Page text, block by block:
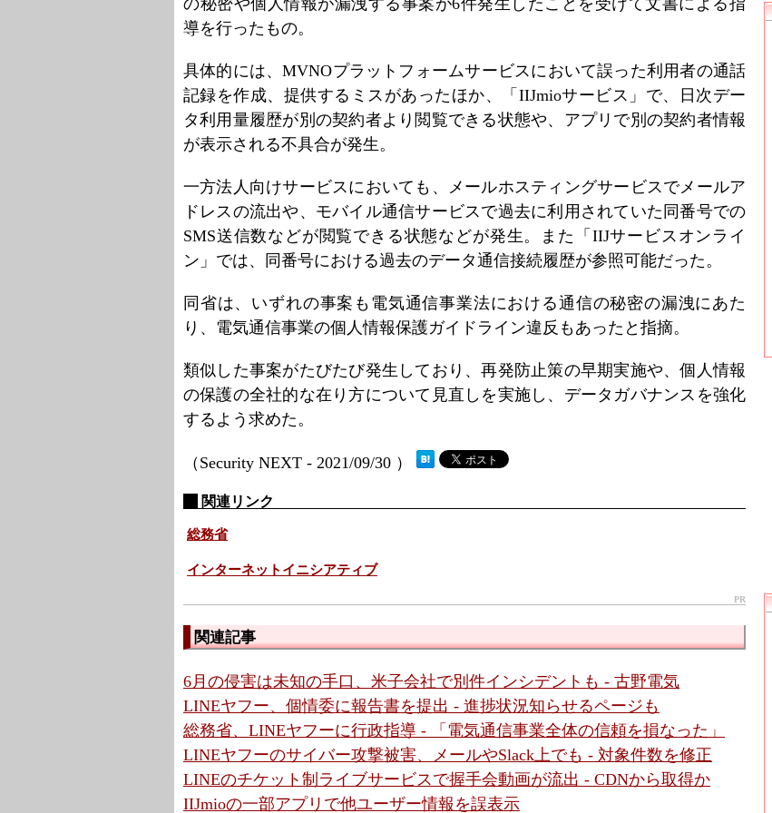
の秘密や個人情報が漏洩する事案が6件発生したことを受けて文書による指
導を行ったもの。
具体的には、MVNOプラットフォームサービスにおいて誤った利用者の通話
記録を作成、提供するミスがあったほか、「IIJmioサービス」で、日次デー
タ利用量履歴が別の契約者より閲覧できる状態や、アプリで別の契約者情報
が表示される不具合が発生。
一方法人向けサービスにおいても、メールホスティングサービスでメールア
ドレスの流出や、モバイル通信サービスで過去に利用されていた同番号での
SMS送信数などが閲覧できる状態などが発生。また「IIJサービスオンライ
ン」では、同番号における過去のデータ通信接続履歴が参照可能だった。
同省は、いずれの事案も電気通信事業法における通信の秘密の漏洩にあた
り、電気通信事業の個人情報保護ガイドライン違反もあったと指摘。
類似した事案がたびたび発生しており、再発防止策の早期実施や、個人情報
の保護の全社的な在り方について見直しを実施し、データガバナンスを強化
するよう求めた。
（Security NEXT - 2021/09/30 ）
関連リンク
総務省
インターネットイニシアティブ
PR
関連記事
6月の侵害は未知の手口、米子会社で別件インシデントも - 古野電気
LINEヤフー、個情委に報告書を提出 - 進捗状況知らせるページも
総務省、LINEヤフーに行政指導 - 「電気通信事業全体の信頼を損なった」
LINEヤフーのサイバー攻撃被害、メールやSlack上でも - 対象件数を修正
LINEのチケット制ライブサービスで握手会動画が流出 - CDNから取得か
IIJmioの一部アプリで他ユーザー情報を誤表示